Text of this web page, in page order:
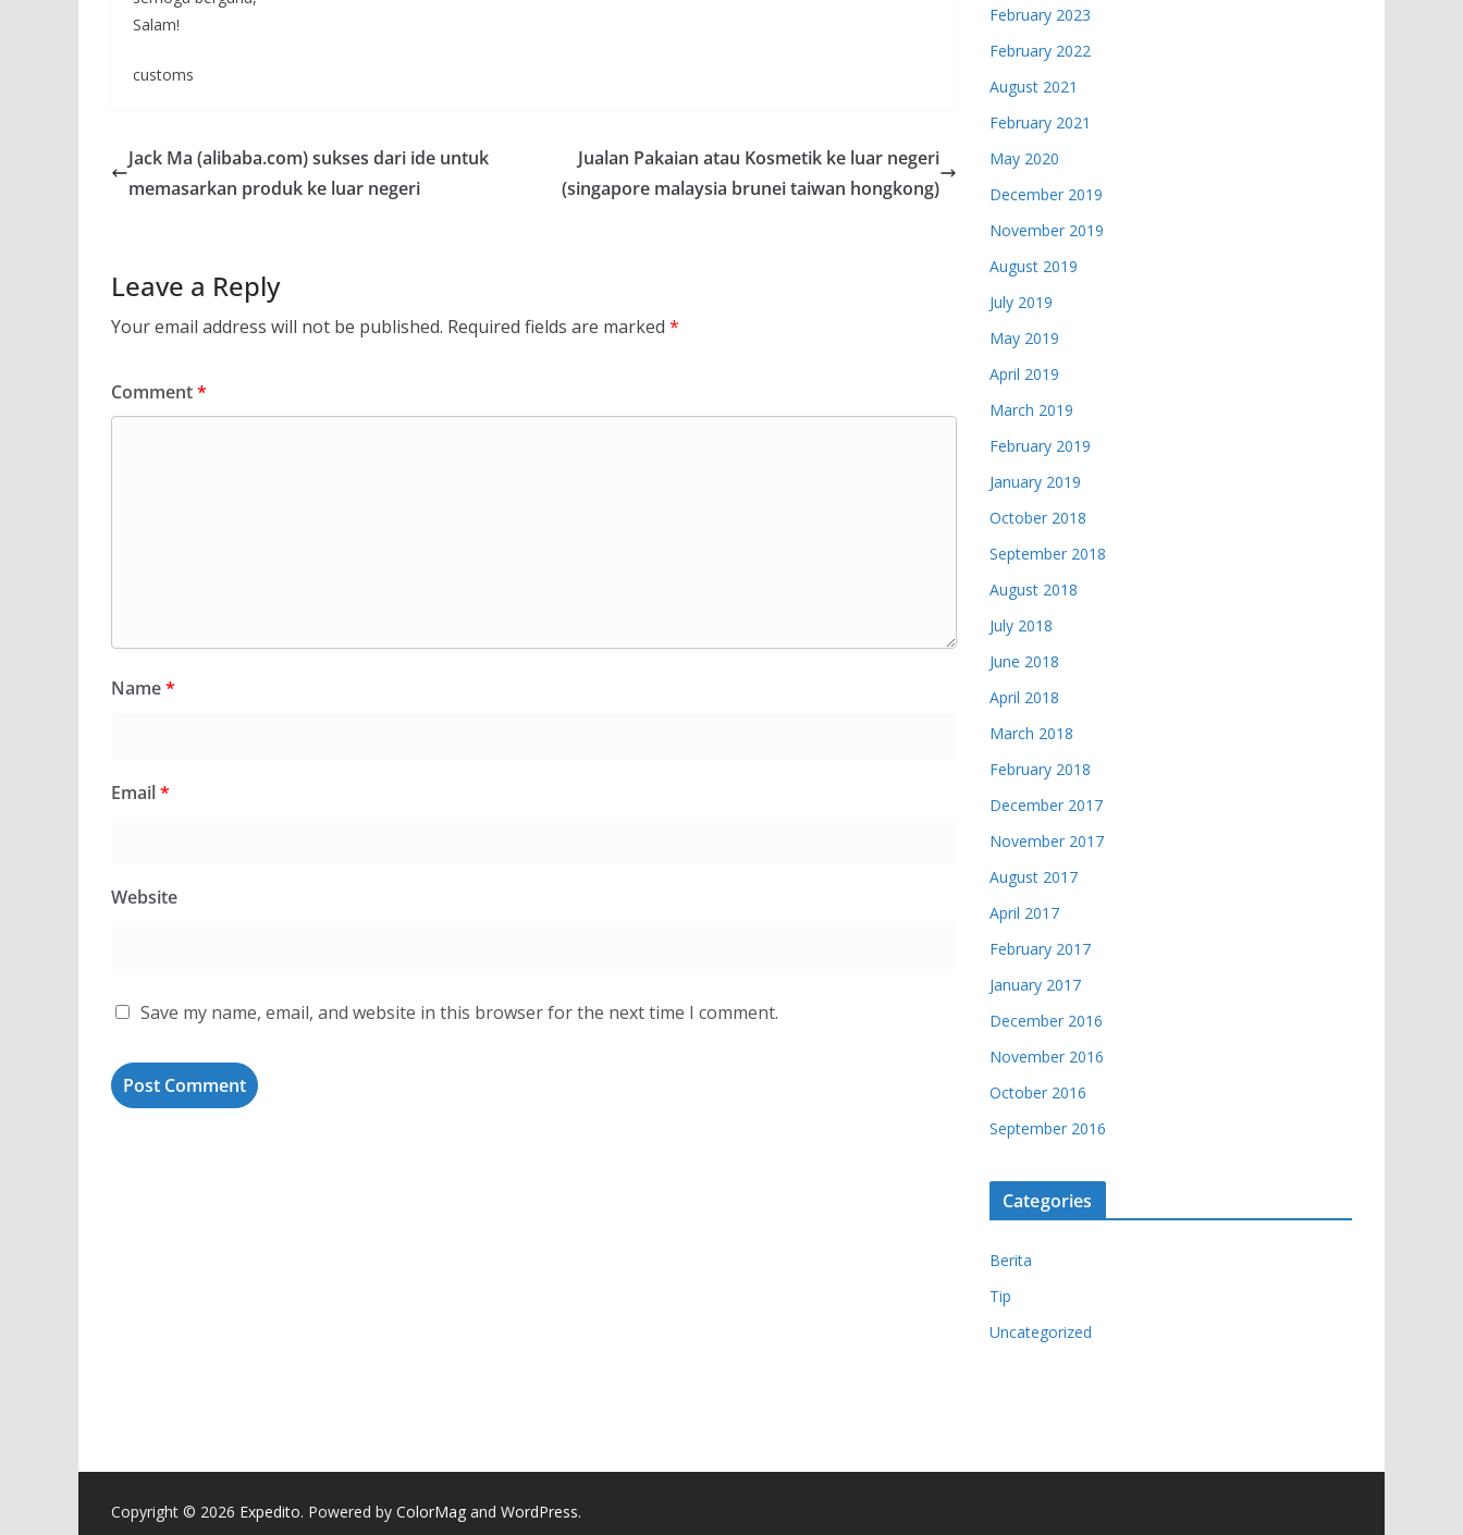
Salam!
customs
Jack Ma (alibaba.com) sukses dari ide untuk
memasarkan produk ke luar negeri
Jualan Pakaian atau Kosmetik ke luar negeri
(singapore malaysia brunei taiwan hongkong)
Leave a Reply
Your email address will not be published. Required fields are marked *
Comment*
Name*
Email*
Website
Save my name, email, and website in this browser for the next time I comment.
February 2023
February 2022
August 2021
February 2021
May 2020
December 2019
November 2019
August 2019
July 2019
May 2019
April 2019
March 2019
February 2019
January 2019
October 2018
September 2018
August 2018
July 2018
June 2018
April 2018
March 2018
February 2018
December 2017
November 2017
August 2017
April 2017
February 2017
January 2017
December 2016
November 2016
October 2016
September 2016
Categories
Berita
Tip
Uncategorized
Copyright © 2026 Expedito. Powered by ColorMag and WordPress.